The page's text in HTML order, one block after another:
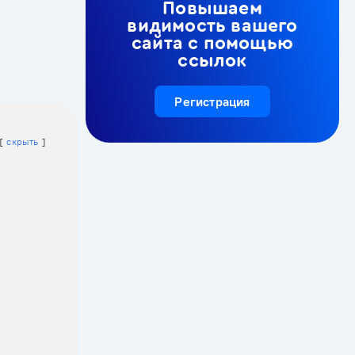
скрыть
Повышаем
видимость вашего
сайта с помощью
ссылок
Регистрация